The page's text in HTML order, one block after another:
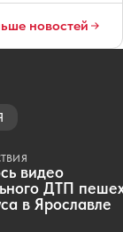
новостей
видео
ДТП
в Ярославле